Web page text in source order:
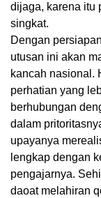
dijaga, karena itu
singkat.
Dengan
utusan ini akan
kancah nasional.
perhatian yang
berhubungan
dalam
upayanya
lengkap dengan
pengajarnya.
daoat melahiran